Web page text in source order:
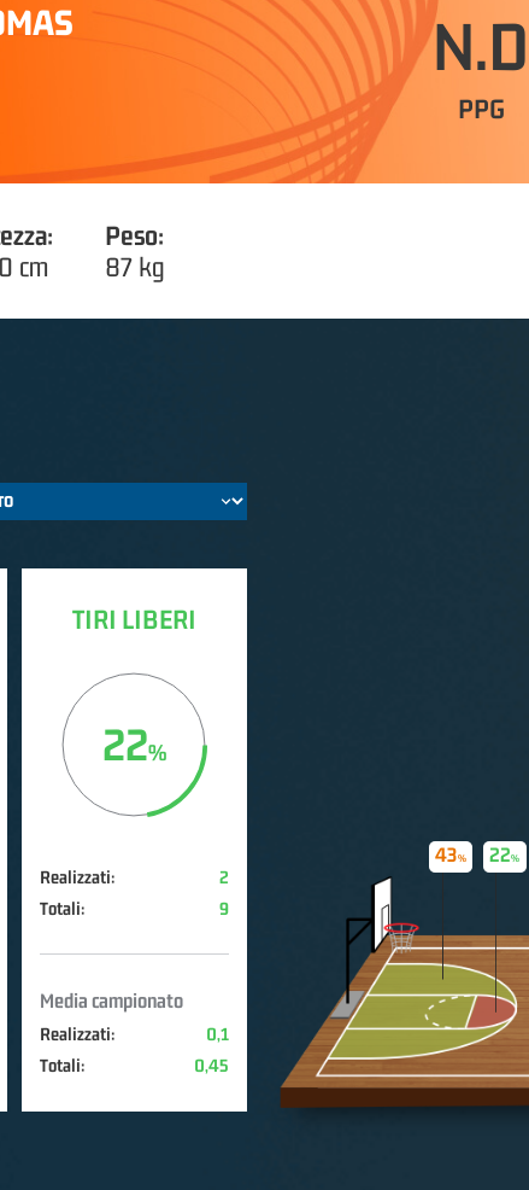
N.D
PPG
cm
Peso:
87 kg
TIRI LIBERI
22
Realizzati:
2
Totali:
9
Media campionato
Realizzati:
0,1
Totali:
0,45
22
43